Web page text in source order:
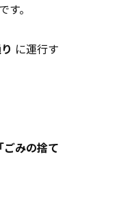
す。
に運行す
みの捨て